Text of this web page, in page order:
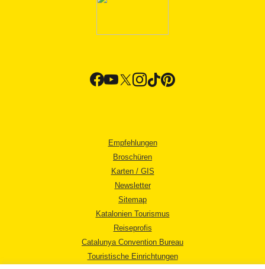
Empfehlungen
Broschüren
Karten / GIS
Newsletter
Sitemap
Katalonien Tourismus
Reiseprofis
Catalunya Convention Bureau
Touristische Einrichtungen